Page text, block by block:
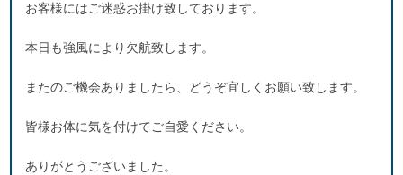
お客様にはご迷惑お掛け致しております。
本日も強風により欠航致します。
またのご機会ありましたら、どうぞ宜しくお願い致します。
皆様お体に気を付けてご自愛ください。
ありがとうございました。